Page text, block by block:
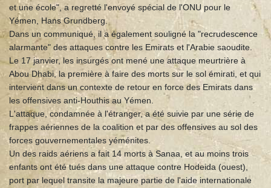
et une école", a regretté l'envoyé spécial de l'ONU pour le
Yémen, Hans Grundberg.
Dans un communiqué, il a également souligné la "recrudescence
alarmante" des attaques contre les Emirats et l'Arabie saoudite.
Le 17 janvier, les insurgés ont mené une attaque meurtrière à
Abou Dhabi, la première à faire des morts sur le sol émirati, et qui
intervient dans un contexte de retour en force des Emirats dans
les offensives anti-Houthis au Yémen.
L'attaque, condamnée à l'étranger, a été suivie par une série de
frappes aériennes de la coalition et par des offensives au sol des
forces gouvernementales yéménites.
Un des raids aériens a fait 14 morts à Sanaa, et au moins trois
enfants ont été tués dans une attaque contre Hodeida (ouest),
port par lequel transite la majeure partie de l'aide internationale